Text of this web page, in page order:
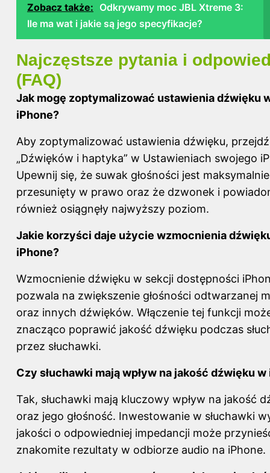
Zobacz także: Odkrywamy moc JBL Xtreme 3:
Ile ma wat i jakie są jego specyfikacje?
Najczęstsze pytania i
(FAQ)
Jak mogę zoptymalizować ustawienia dźwięku
iPhone?
Aby zoptymalizować ustawienia dźwięku,
„Dźwięków i haptyka” w Ustawieniach swojego
Upewnij się, że suwak głośności jest maksymalnie
przesunięty w prawo oraz że dzwonek i
również osiągnęły najwyższy poziom.
Jakie korzyści daje użycie wzmocnienia
iPhone?
Wzmocnienie dźwięku w sekcji dostępności
pozwala na zwiększenie głośności odtwarzanej
oraz innych dźwięków. Włączenie tej funkcji
znacząco poprawić jakość dźwięku podczas
przez słuchawki.
Czy słuchawki mają wpływ na jakość dźwięku w
Tak, słuchawki mają kluczowy wpływ na jakość
oraz jego głośność. Inwestowanie w słuchawki
jakości o odpowiedniej impedancji może
znakomite rezultaty w odbiorze audio na iPhone.